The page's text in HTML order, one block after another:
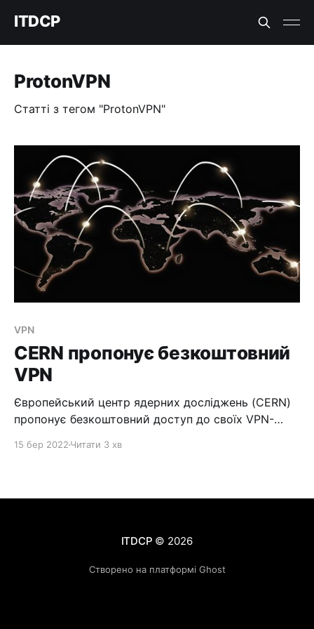
ITDCP
ProtonVPN
Статті з тегом "ProtonVPN"
VPN
CERN пропонує безкоштовний
VPN
Європейський центр ядерних досліджень (CERN)
пропонує безкоштовний доступ до своїх VPN-
відкривається з території багатьох країн та
15 бер 2022 Читати 3 хв
ITDCP © 2026
Створено на платформі Ghost